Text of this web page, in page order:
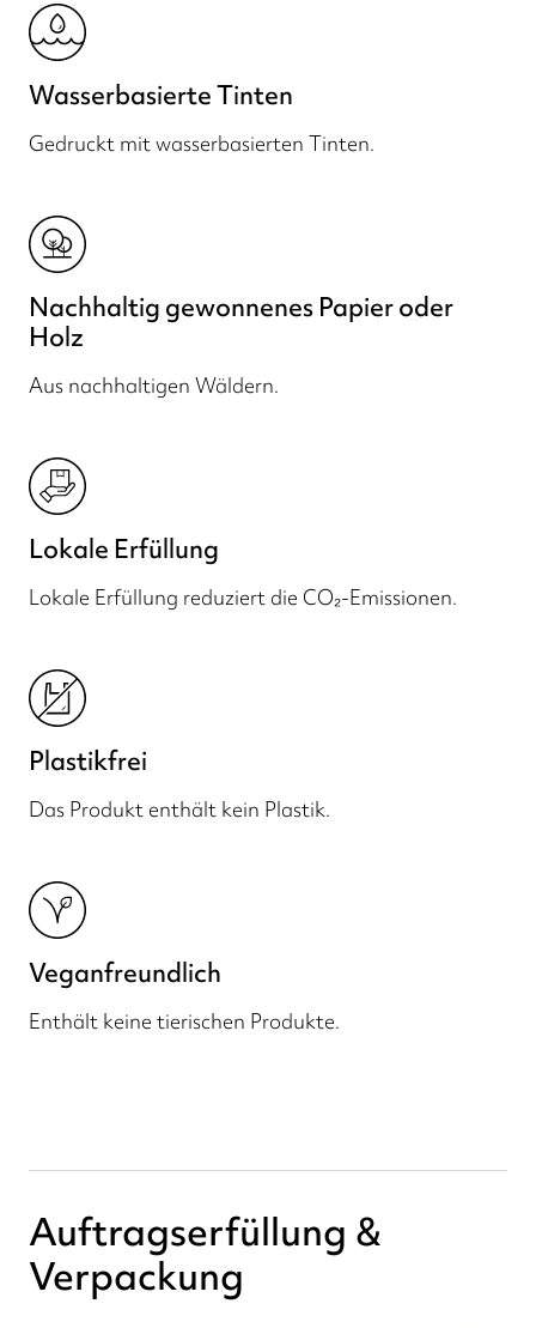
Wasserbasierte Tinten
Gedruckt mit wasserbasierten Tinten.
Nachhaltig gewonnenes Papier oder
Holz
Aus nachhaltigen Wäldern.
Lokale Erfüllung
Lokale Erfüllung reduziert die CO₂-Emissionen.
Plastikfrei
Das Produkt enthält kein Plastik.
Veganfreundlich
Enthält keine tierischen Produkte.
Auftragserfüllung &
Verpackung